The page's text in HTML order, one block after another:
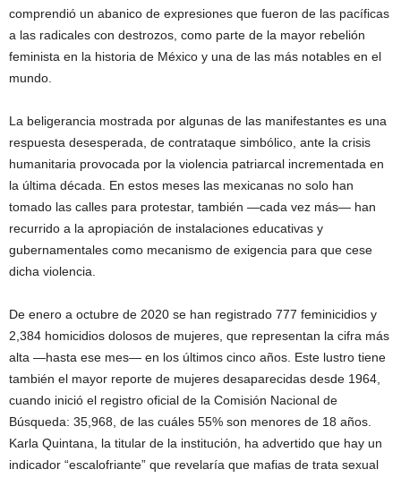
comprendió un abanico de expresiones que fueron de las pacíficas
a las radicales con destrozos, como parte de la mayor rebelión
feminista en la historia de México y una de las más notables en el
mundo.
La beligerancia mostrada por algunas de las manifestantes es una
respuesta desesperada, de contrataque simbólico, ante la crisis
humanitaria provocada por la violencia patriarcal incrementada en
la última década. En estos meses las mexicanas no solo han
tomado las calles para protestar, también —cada vez más— han
recurrido a la apropiación de instalaciones educativas y
gubernamentales como mecanismo de exigencia para que cese
dicha violencia.
De enero a octubre de 2020 se han registrado 777 feminicidios y
2,384 homicidios dolosos de mujeres, que representan la cifra más
alta —hasta ese mes— en los últimos cinco años. Este lustro tiene
también el mayor reporte de mujeres desaparecidas desde 1964,
cuando inició el registro oficial de la Comisión Nacional de
Búsqueda: 35,968, de las cuáles 55% son menores de 18 años.
Karla Quintana, la titular de la institución, ha advertido que hay un
indicador “escalofriante” que revelaría que mafias de trata sexual